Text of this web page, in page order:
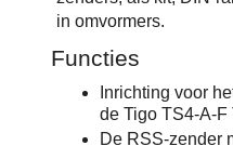
in omvormers.
Functies
Inrichting voor
de Tigo TS4-A-F
De RSS-zender